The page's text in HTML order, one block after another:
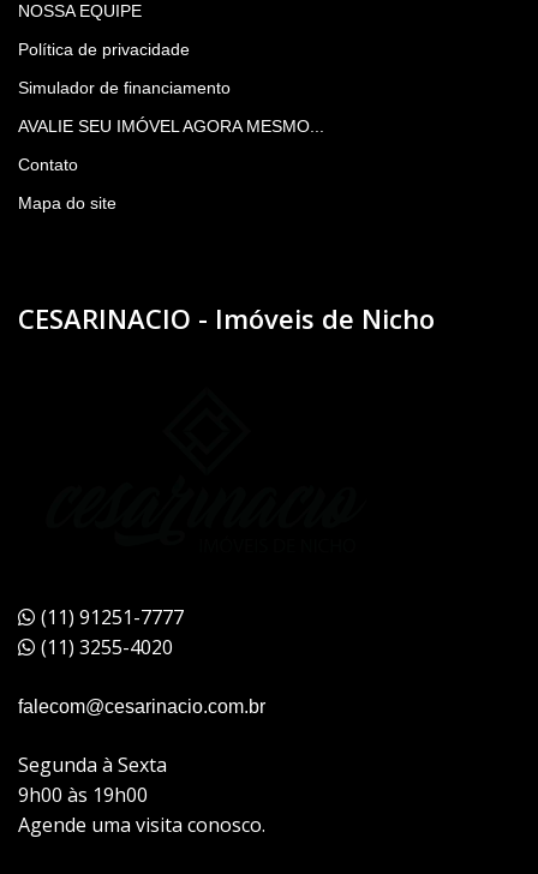
NOSSA EQUIPE
Política de privacidade
Simulador de financiamento
AVALIE SEU IMÓVEL AGORA MESMO...
Contato
Mapa do site
CESARINACIO - Imóveis de Nicho
(11) 91251-7777
(11) 3255-4020
falecom@cesarinacio.com.br
Segunda à Sexta
9h00 às 19h00
Agende uma visita conosco.